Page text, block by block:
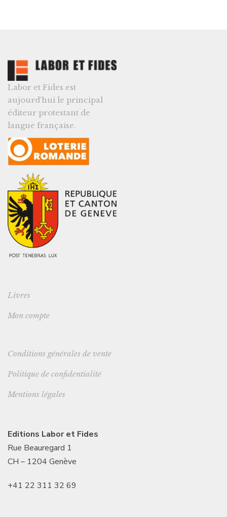
Labor et Fides est
aujourd’hui le principal
éditeur protestant de
langue française.
Livres
Mon compte
Conditions générales de vente
Politique de confidentialité
Mentions légales
Editions Labor et Fides
Rue Beauregard 1
CH – 1204 Genève
+41 22 311 32 69